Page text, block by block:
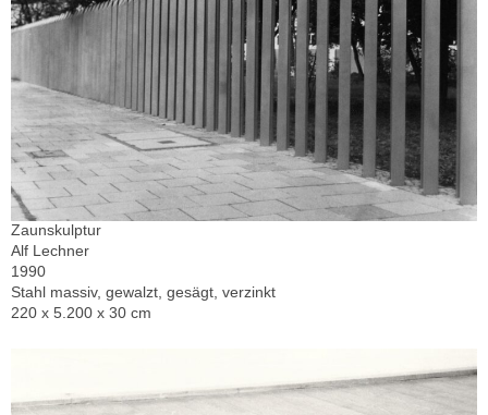
Zaunskulptur
Alf Lechner
1990
Stahl massiv, gewalzt, gesägt, verzinkt
220 x 5.200 x 30 cm